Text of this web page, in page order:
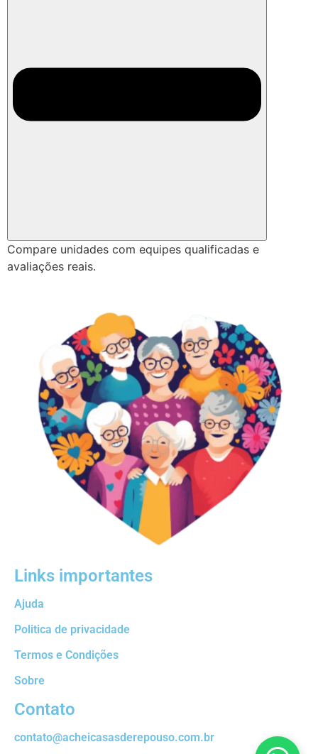
Compare unidades com equipes qualificadas e
avaliações reais.
Links importantes
Ajuda
Politica de privacidade
Termos e Condições
Sobre
Contato
contato@acheicasasderepouso.com.br